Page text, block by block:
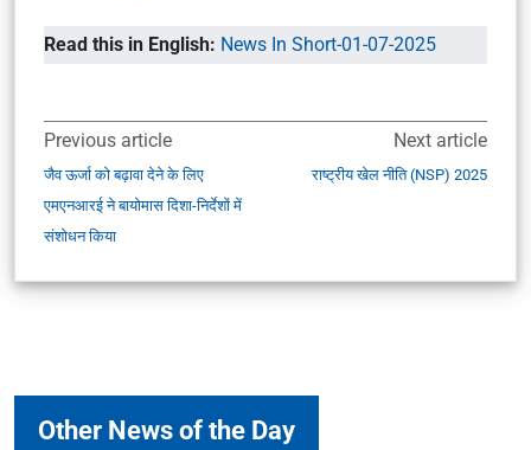
Read this in English: News In Short-01-07-2025
Previous article
जैव ऊर्जा को बढ़ावा देने के लिए
एमएनआरई ने बायोमास दिशा-निर्देशों में
संशोधन किया
Next article
राष्ट्रीय खेल नीति (NSP) 2025
Other News of the Day